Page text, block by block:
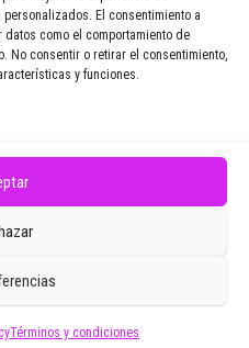
El consentimiento a
como el comportamiento de
No consentir o retirar el consentimiento,
y funciones.
Términos y condiciones
de Zoomdestinos.es
|Tema:Envo Magazine